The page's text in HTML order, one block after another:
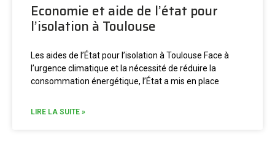
Economie et aide de l’état pour
l’isolation à Toulouse
Les aides de l’État pour l’isolation à Toulouse Face à
l’urgence climatique et la nécessité de réduire la
consommation énergétique, l’État a mis en place
LIRE LA SUITE »